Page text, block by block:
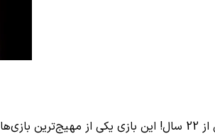
بازگشت به جهنم پس از 22 سال! این بازی